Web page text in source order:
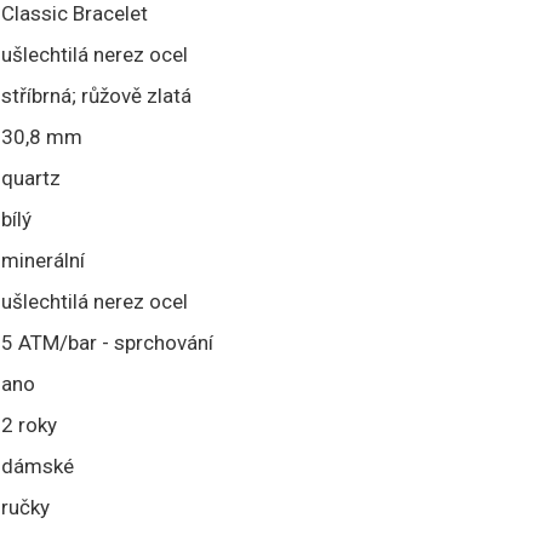
Classic Bracelet
ušlechtilá nerez ocel
stříbrná; růžově zlatá
30,8 mm
quartz
bílý
minerální
ušlechtilá nerez ocel
5 ATM/bar - sprchování
ano
2 roky
dámské
ručky